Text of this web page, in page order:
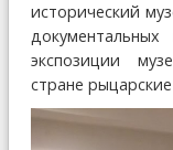
исторический
экспозиции
стране